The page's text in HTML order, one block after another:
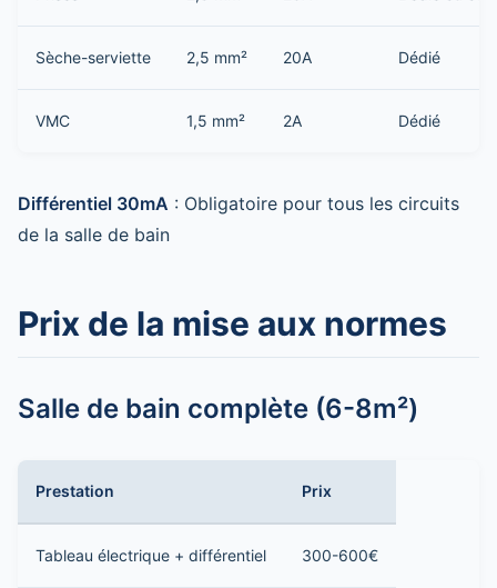
Sèche-serviette 2,5 mm² 20A Dédié
VMC 1,5 mm² 2A Dédié
Différentiel 30mA : Obligatoire pour tous les circuits
de la salle de bain
Prix de la mise aux normes
Salle de bain complète (6-8m²)
Prestation Prix
Tableau électrique + différentiel 300-600€